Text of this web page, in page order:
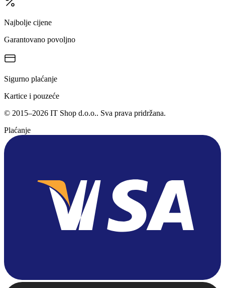
Najbolje cijene
Garantovano povoljno
Sigurno plaćanje
Kartice i pouzeće
© 2015–2026 IT Shop d.o.o.. Sva prava pridržana.
Plaćanje